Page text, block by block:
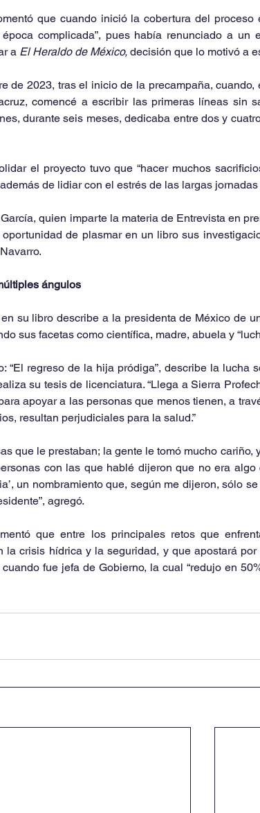
que cuando inició la cobertura del proceso
complicada”, pues había renunciado a un
a El Heraldo de México, decisión que lo motivó a
de 2023, tras el inicio de la precampaña, cuando,
comencé a escribir las primeras líneas sin
durante seis meses, dedicaba entre dos y
el proyecto tuvo que “hacer muchos
de lidiar con el estrés de las largas jornadas
quien imparte la materia de Entrevista en
de plasmar en un libro sus
ángulos
su libro describe a la presidenta de México de
sus facetas como científica, madre, abuela y
“El regreso de la hija pródiga”, describe la lucha
su tesis de licenciatura. “Llega a Sierra
apoyar a las personas que menos tienen, a
resultan perjudiciales para la salud.”
que le prestaban; la gente le tomó mucho cariño,
con las que hablé dijeron que no era algo
un nombramiento que, según me dijeron, sólo
agregó.
que entre los principales retos que
la crisis hídrica y la seguridad, y que apostará
fue jefa de Gobierno, la cual “redujo en